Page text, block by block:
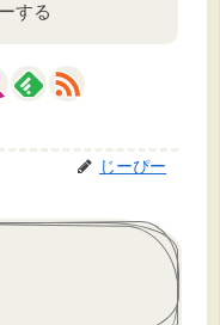
する
じーぴー